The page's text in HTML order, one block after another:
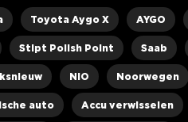
Toyota Aygo X AYGO
Stipt Polish Point Saab
NIO Noorwegen
auto Accu verwisselen